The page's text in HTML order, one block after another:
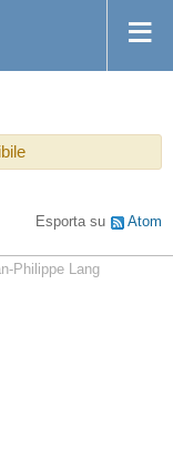
Esporta su Atom
Philippe Lang